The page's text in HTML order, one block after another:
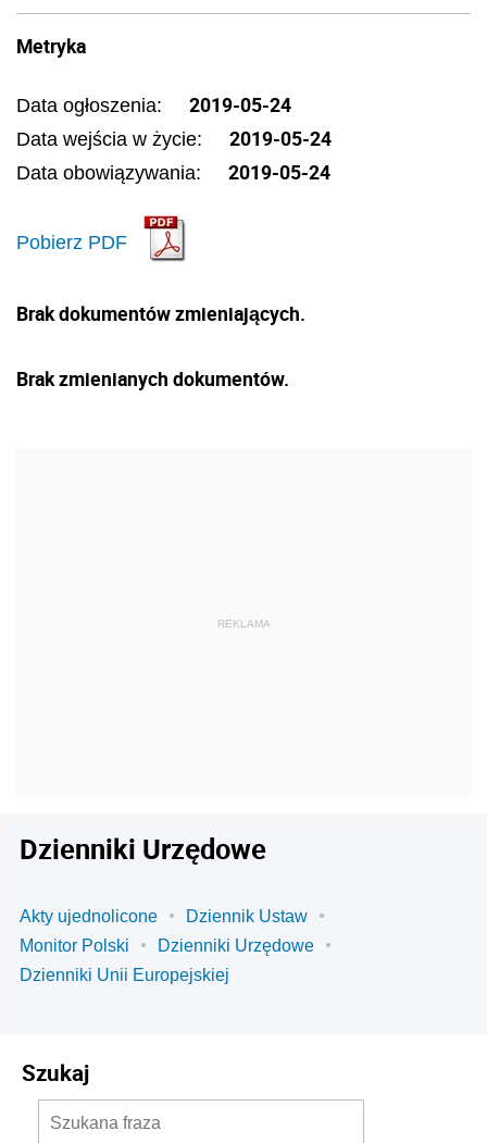
Metryka
Data ogłoszenia: 2019-05-24
Data wejścia w życie: 2019-05-24
Data obowiązywania: 2019-05-24
Pobierz PDF
Brak dokumentów zmieniających.
Brak zmienianych dokumentów.
Dzienniki Urzędowe
Akty ujednolicone
Dziennik Ustaw
Monitor Polski
Dzienniki Urzędowe
Dzienniki Unii Europejskiej
Szukaj